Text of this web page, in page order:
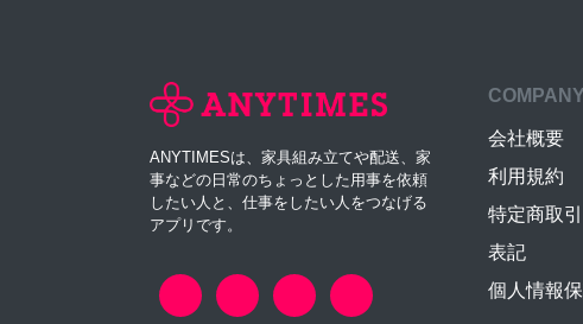
ANYTIMESは、家具組み立てや配送、家
事などの日常のちょっとした用事を依頼
したい人と、仕事をしたい人をつなげる
アプリです。
COMPANY
会社概要
利用規約
特定商取
表記
個人情報